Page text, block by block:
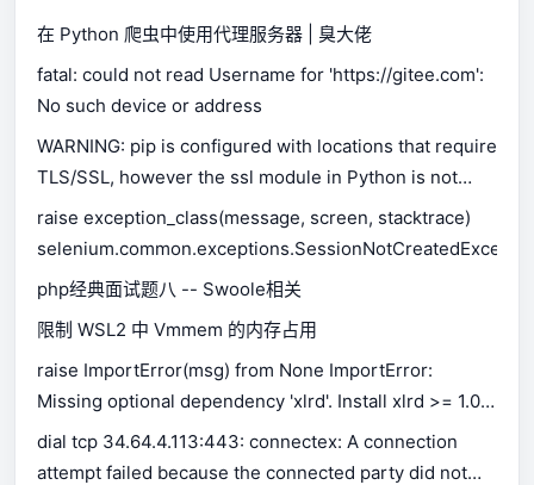
在 Python 爬虫中使用代理服务器 | 臭大佬
fatal: could not read Username for 'https://gitee.com':
No such device or address
WARNING: pip is configured with locations that require
TLS/SSL, however the ssl module in Python is not
available.
raise exception_class(message, screen, stacktrace)
php经典面试题八 -- Swoole相关
限制 WSL2 中 Vmmem 的内存占用
raise ImportError(msg) from None ImportError:
Missing optional dependency 'xlrd'. Install xlrd >= 1.0.0
for Excel support Use pip or conda to install xlrd.
dial tcp 34.64.4.113:443: connectex: A connection
attempt failed because the connected party did not